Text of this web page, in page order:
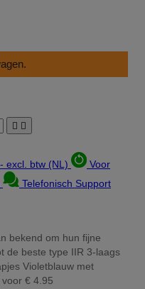
 
excl. btw (NL)
Voor
Telefonisch Support
bekend om hun fijne
de beste type IIR 3-laags
Violetblauw met
€ 4.95